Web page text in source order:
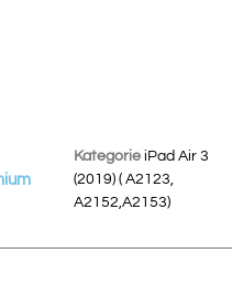
Kategorie iPad Air 3
(2019) ( A2123,
A2152,A2153)